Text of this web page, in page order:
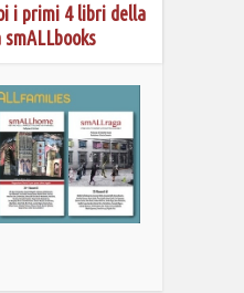
i primi 4 libri della